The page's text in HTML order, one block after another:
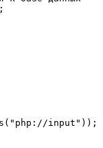
input"));